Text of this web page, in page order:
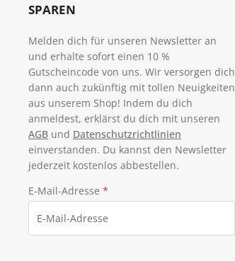
SPAREN
Melden dich für unseren Newsletter an
und erhalte sofort einen 10 %
Gutscheincode von uns. Wir versorgen dich
dann auch zukünftig mit tollen Neuigkeiten
aus unserem Shop! Indem du dich
anmeldest, erklärst du dich mit unseren
AGB und Datenschutzrichtlinien
einverstanden. Du kannst den Newsletter
jederzeit kostenlos abbestellen.
E-Mail-Adresse *